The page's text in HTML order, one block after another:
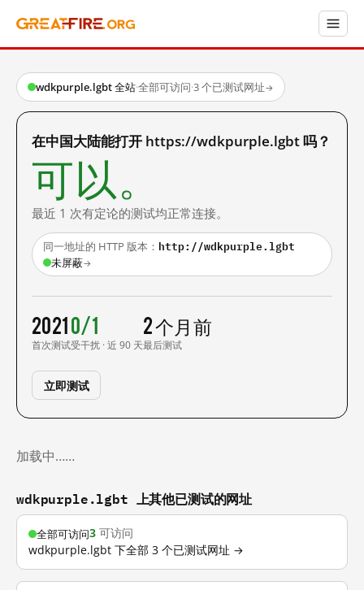
wdkpurple.lgbt 全站·全部可访问·3 个已测试网址→
在中国大陆能打开 https://wdkpurple.lgbt 吗？
可以。
最近 1 次有定论的测试均正常连接。
同一地址的 HTTP 版本： http://wdkpurple.lgbt
未屏蔽→
2021
首次测试
0/1
受干扰 · 近 90 天
2 个月前
最后测试
立即测试
加载中……
wdkpurple.lgbt 上其他已测试的网址
全部可访问3 可访问
wdkpurple.lgbt 下全部 3 个已测试网址 →